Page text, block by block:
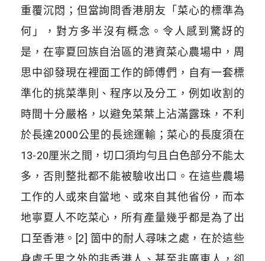
重覆沉悶；但當詢問香港朋友「菜心的標準為
何」，對方多半沒有概念。令人感到驚訝的
是，在寧夏回族自治區的港資菜心農場中，周
思中卻發現在裡面工作的師傅們，自有一套標
準化的挑菜準則、程序以及分工，例如收割的
時間十分嚴格，以避免菜葉上沾滿露珠，不利
於長達2000公里的長途運輸；菜心的長度須在
13-20厘米之間，切口須均勻且白色部分不能太
多，否則整批都不能被驗收出口。在這些農場
工作的人或來自當地、或來自其他省份，而本
地寧夏人不吃菜心，所有產量幾乎都是為了出
口至香港。[2] 箇中的耐人尋味之處，在於這些